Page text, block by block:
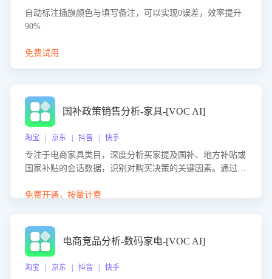
自动标注插旗颜色与填写备注，可以实现0误差，效率提升
90%
免费试用
国补政策销售分析-家具-[VOC AI]
淘宝 | 京东 | 抖音 | 快手
专注于电商家具类目，深度分析买家提及国补、地方补贴或
国家补贴的会话数据，识别对购买决策的关键因素。通过AI
化策略，助力商家利用国补政策提升GMV。
免费开通，按量计费
电商竞品分析-数码家电-[VOC AI]
淘宝 | 京东 | 抖音 | 快手